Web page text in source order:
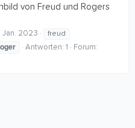
von Freud und Rogers
Jan. 2023
freud
Antworten: 1
Forum: